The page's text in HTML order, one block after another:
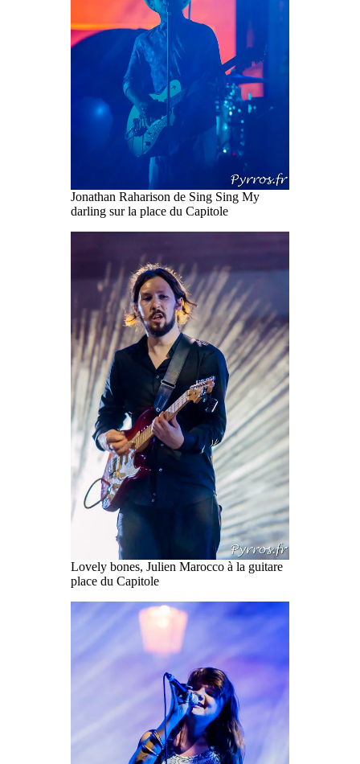
Jonathan Raharison de Sing Sing My
darling sur la place du Capitole
Lovely bones, Julien Marocco à la guitare
place du Capitole